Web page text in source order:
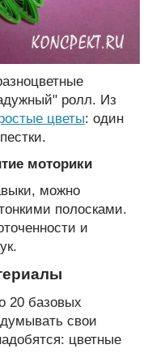
ролл. Из
цветы: один
моторики
можно
полосками.
и
20 базовых
свои
цветные